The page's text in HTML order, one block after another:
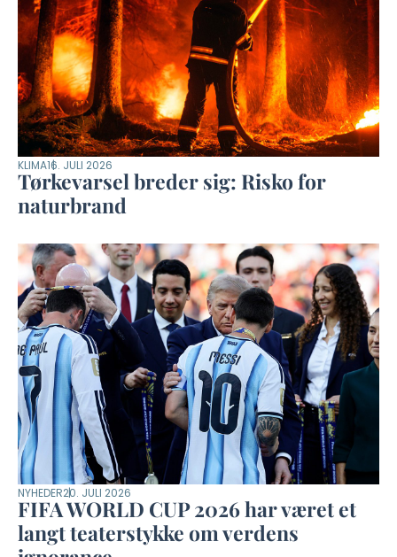
KLIMA16. JULI 2026
Tørkevarsel breder sig: Risko for
naturbrand
NYHEDER20. JULI 2026
FIFA WORLD CUP 2026 har været et
langt teaterstykke om verdens